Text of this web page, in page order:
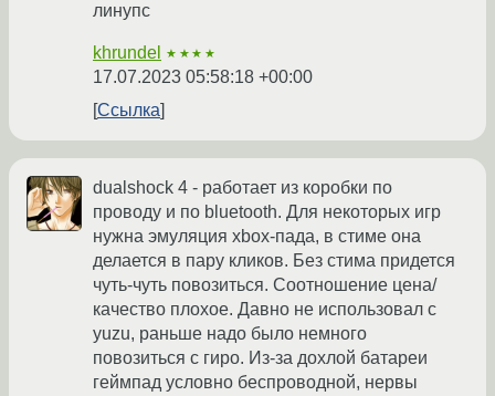
линупс
khrundel ★★★★
17.07.2023 05:58:18 +00:00
Ссылка
dualshock 4 - работает из коробки по
проводу и по bluetooth. Для некоторых игр
нужна эмуляция xbox-пада, в стиме она
делается в пару кликов. Без стима придется
чуть-чуть повозиться. Соотношение цена/
качество плохое. Давно не использовал с
yuzu, раньше надо было немного
повозиться с гиро. Из-за дохлой батареи
геймпад условно беспроводной, нервы